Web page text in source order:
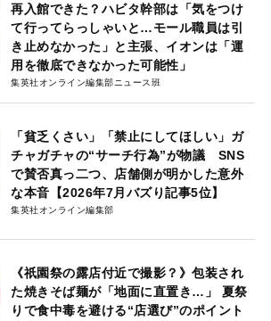
再入館できた？ハビタ幹部は「気をつけ
て行ってらっしゃいと…モール職員は引
き止めなかった」と主張、イオンは「運
用を徹底できなかった可能性」
集英社オンライン編集部ニュース班
「貧乏くさい」「禁止にしてほしい」ガ
チャガチャの“サーチ行為”が物議 SNS
で賛否真っ二つ、店舗側が明かした意外
な本音【2026年7月バズり記事5位】
集英社オンライン編集部
《祇園祭の露店付近で撮影？》包装され
た焼きそば麺が「地面に直置き…」 夏祭
りで食中毒を避ける“店選び”のポイント